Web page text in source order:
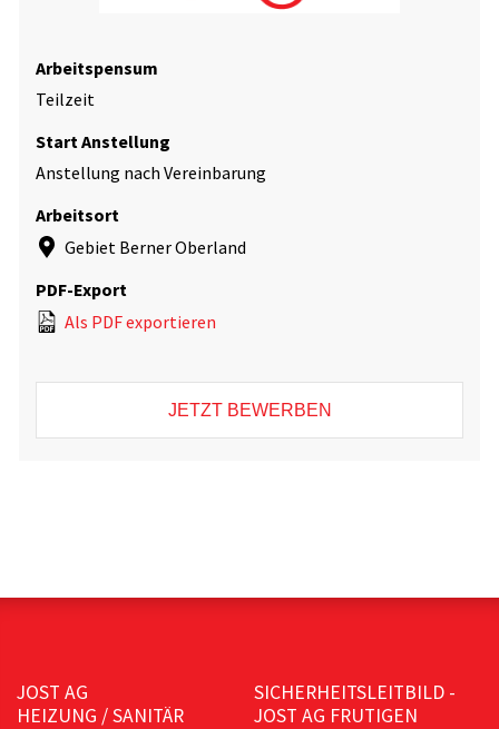
Arbeitspensum
Teilzeit
Start Anstellung
Anstellung nach Vereinbarung
Arbeitsort
Gebiet Berner Oberland
PDF-Export
Als PDF exportieren
JETZT BEWERBEN
JOST AG
HEIZUNG / SANITÄR
SICHERHEITSLEITBILD -
JOST AG FRUTIGEN